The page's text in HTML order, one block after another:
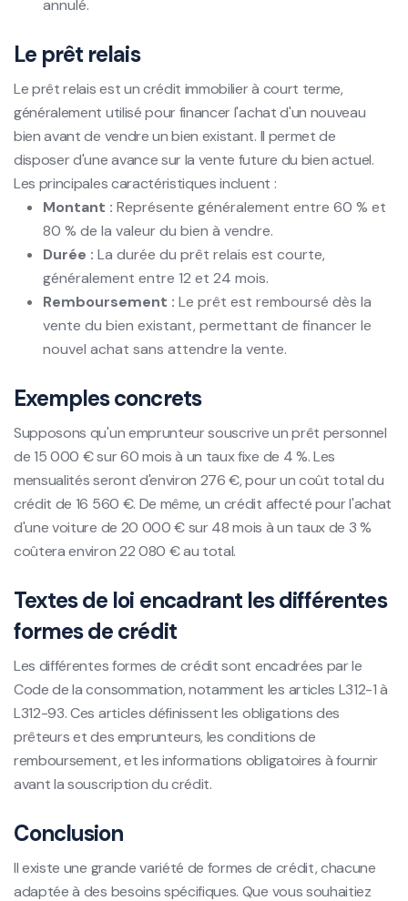
annulé.
Le prêt relais
Le prêt relais est un crédit immobilier à court terme,
généralement utilisé pour financer l'achat d'un nouveau
bien avant de vendre un bien existant. Il permet de
disposer d'une avance sur la vente future du bien actuel.
Les principales caractéristiques incluent :
Montant : Représente généralement entre 60 % et
80 % de la valeur du bien à vendre.
Durée : La durée du prêt relais est courte,
généralement entre 12 et 24 mois.
Remboursement : Le prêt est remboursé dès la
vente du bien existant, permettant de financer le
nouvel achat sans attendre la vente.
Exemples concrets
Supposons qu'un emprunteur souscrive un prêt personnel
de 15 000 € sur 60 mois à un taux fixe de 4 %. Les
mensualités seront d'environ 276 €, pour un coût total du
crédit de 16 560 €. De même, un crédit affecté pour l'achat
d'une voiture de 20 000 € sur 48 mois à un taux de 3 %
coûtera environ 22 080 € au total.
Textes de loi encadrant les différentes
formes de crédit
Les différentes formes de crédit sont encadrées par le
Code de la consommation, notamment les articles L312-1 à
L312-93. Ces articles définissent les obligations des
prêteurs et des emprunteurs, les conditions de
remboursement, et les informations obligatoires à fournir
avant la souscription du crédit.
Conclusion
Il existe une grande variété de formes de crédit, chacune
adaptée à des besoins spécifiques. Que vous souhaitiez